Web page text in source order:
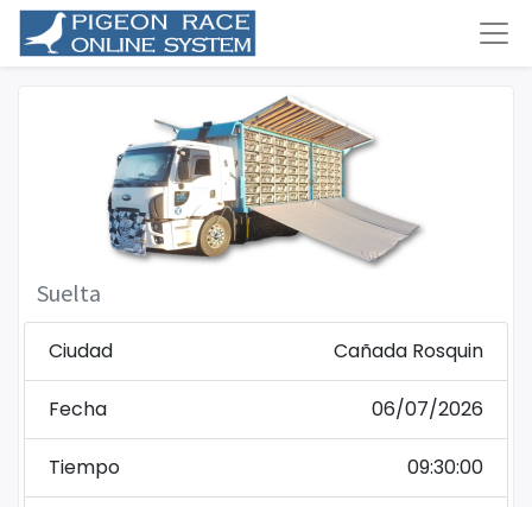
Suelta
Ciudad Cañada Rosquin
Fecha 06/07/2026
Tiempo 09:30:00